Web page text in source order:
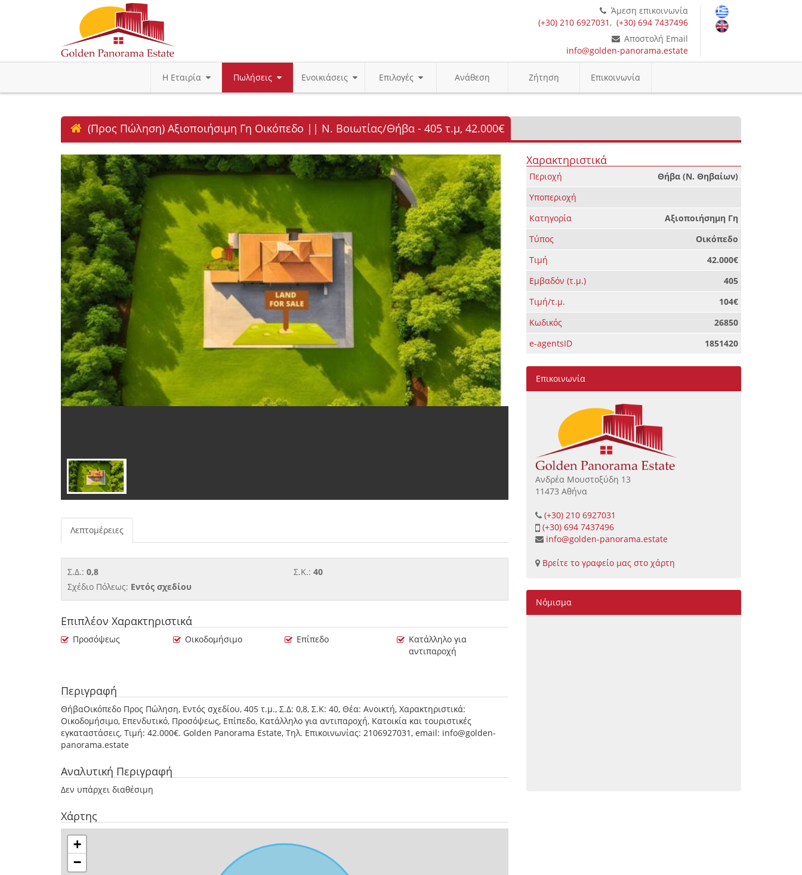
Άμεση επικοινωνία
(+30) 210 6927031, (+30) 694 7437496
Αποστολή Email
info@golden-panorama.estate
Η Εταιρία Πωλήσεις Ενοικιάσεις Επιλογές Ανάθεση Ζήτηση Επικοινωνία
(Προς Πώληση) Αξιοποιήσιμη Γη Οικόπεδο || Ν. Βοιωτίας/Θήβα - 405 τ.μ, 42.000€
Λεπτομέρειες
Σ.Δ.: 0,8 Σ.Κ.: 40
Σχέδιο Πόλεως: Εντός σχεδίου
Επιπλέον Χαρακτηριστικά
Προσόψεως Οικοδομήσιμο Επίπεδο
Κατάλληλο για
αντιπαροχή
Περιγραφή
ΘήβαΟικόπεδο Προς Πώληση, Εντός σχεδίου, 405 τ.μ., Σ.Δ: 0,8, Σ.Κ: 40, Θέα: Ανοικτή, Χαρακτηριστικά:
Οικοδομήσιμο, Επενδυτικό, Προσόψεως, Επίπεδο, Κατάλληλο για αντιπαροχή, Κατοικία και τουριστικές
εγκαταστάσεις, Τιμή: 42.000€. Golden Panorama Estate, Τηλ. Επικοινωνίας: 2106927031, email: info@golden-
panorama.estate
Αναλυτική Περιγραφή
Δεν υπάρχει διαθέσιμη
Χάρτης
+
−
Χαρακτηριστικά
Περιοχή
Θήβα (Ν. Θηβαίων)
Υποπεριοχή
Κατηγορία
Αξιοποιήσημη Γη
Τύπος
Οικόπεδο
Τιμή
42.000€
Εμβαδόν (τ.μ.)
405
Τιμή/τ.μ.
104€
Κωδικός
26850
e-agentsID
1851420
Επικοινωνία
Ανδρέα Μουστοξύδη 13
11473 Αθήνα
(+30) 210 6927031
(+30) 694 7437496
info@golden-panorama.estate
Βρείτε το γραφείο μας στο χάρτη
Νόμισμα